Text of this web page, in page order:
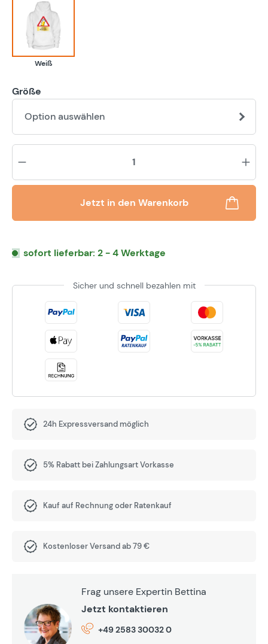
Weiß
Weiß
Größe
Option auswählen
Jetzt in den Warenkorb
sofort lieferbar: 2 - 4 Werktage
Sicher und schnell bezahlen mit
24h Expressversand möglich
5% Rabatt bei Zahlungsart Vorkasse
Kauf auf Rechnung oder Ratenkauf
Kostenloser Versand ab 79 €
Frag unsere Expertin Bettina
Jetzt kontaktieren
+49 2583 30032 0